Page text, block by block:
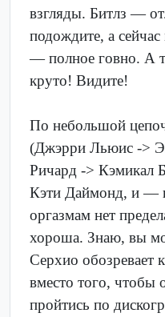
взгляды. Битлз —
подождите, а
— полное говно. А
круто! Видите!
По небольшой
(Джэрри Льюис ->
Ричард -> Кэмикал
Кэти Даймонд, и
оргазмам нет
хороша. Знаю, вы
Серхио обозревает
вместо того, чтобы
пройтись по